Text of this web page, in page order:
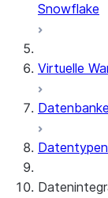
Snowflake
Virtuelle
Datentypen